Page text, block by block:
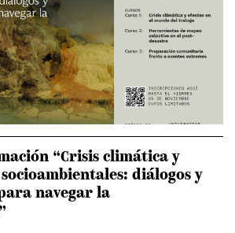
“Crisis climática y
diálogos y
navegar la